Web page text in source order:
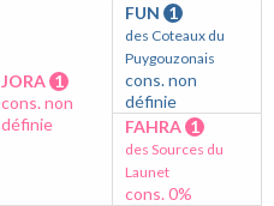
JORA 1
cons. non
définie
FUN 1
des Coteaux du
Puygouzonais
cons. non
définie
FAHRA 1
des Sources du
Launet
cons. 0%